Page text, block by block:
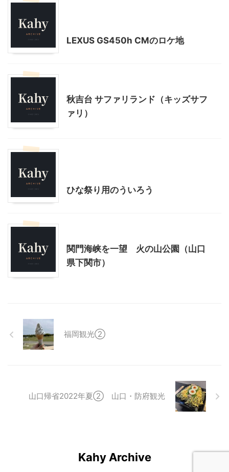
LEXUS GS450h CMのロケ地
秋吉台 サファリランド（キッズサフ
ァリ）
ひな祭り用のういろう
関門海峡を一望 火の山公園（山口
県下関市）
福岡観光②
山口帰省2022年夏② 山口・防府観光
Kahy Archive